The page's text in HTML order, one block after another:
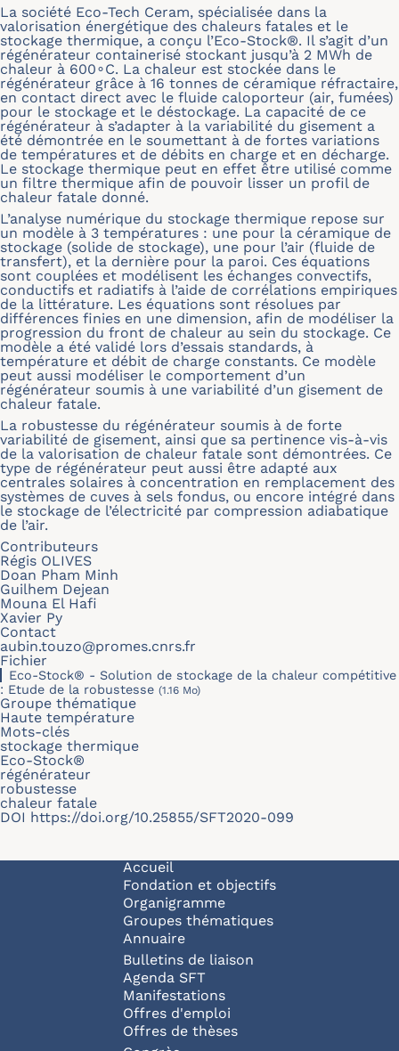
La société Eco-Tech Ceram, spécialisée dans la
valorisation énergétique des chaleurs fatales et le
stockage thermique, a conçu l’Eco-Stock®. Il s’agit d’un
régénérateur containerisé stockant jusqu’à 2 MWh de
chaleur à 600∘C. La chaleur est stockée dans le
régénérateur grâce à 16 tonnes de céramique réfractaire,
en contact direct avec le fluide caloporteur (air, fumées)
pour le stockage et le déstockage. La capacité de ce
régénérateur à s’adapter à la variabilité du gisement a
été démontrée en le soumettant à de fortes variations
de températures et de débits en charge et en décharge.
Le stockage thermique peut en effet être utilisé comme
un filtre thermique afin de pouvoir lisser un profil de
chaleur fatale donné.
L’analyse numérique du stockage thermique repose sur
un modèle à 3 températures : une pour la céramique de
stockage (solide de stockage), une pour l’air (fluide de
transfert), et la dernière pour la paroi. Ces équations
sont couplées et modélisent les échanges convectifs,
conductifs et radiatifs à l’aide de corrélations empiriques
de la littérature. Les équations sont résolues par
différences finies en une dimension, afin de modéliser la
progression du front de chaleur au sein du stockage. Ce
modèle a été validé lors d’essais standards, à
température et débit de charge constants. Ce modèle
peut aussi modéliser le comportement d’un
régénérateur soumis à une variabilité d’un gisement de
chaleur fatale.
La robustesse du régénérateur soumis à de forte
variabilité de gisement, ainsi que sa pertinence vis-à-vis
de la valorisation de chaleur fatale sont démontrées. Ce
type de régénérateur peut aussi être adapté aux
centrales solaires à concentration en remplacement des
systèmes de cuves à sels fondus, ou encore intégré dans
le stockage de l’électricité par compression adiabatique
de l’air.
Contributeurs
Régis OLIVES
Doan Pham Minh
Guilhem Dejean
Mouna El Hafi
Xavier Py
Contact
aubin.touzo@promes.cnrs.fr
Fichier
Eco-Stock® - Solution de stockage de la chaleur compétitive
: Etude de la robustesse (1.16 Mo)
Groupe thématique
Haute température
Mots-clés
stockage thermique
Eco-Stock®
régénérateur
robustesse
chaleur fatale
DOI https://doi.org/10.25855/SFT2020-099
Navigation principale
Accueil
Fondation et objectifs
Organigramme
Groupes thématiques
Annuaire
Bulletins de liaison
Agenda SFT
Manifestations
Offres d'emploi
Offres de thèses